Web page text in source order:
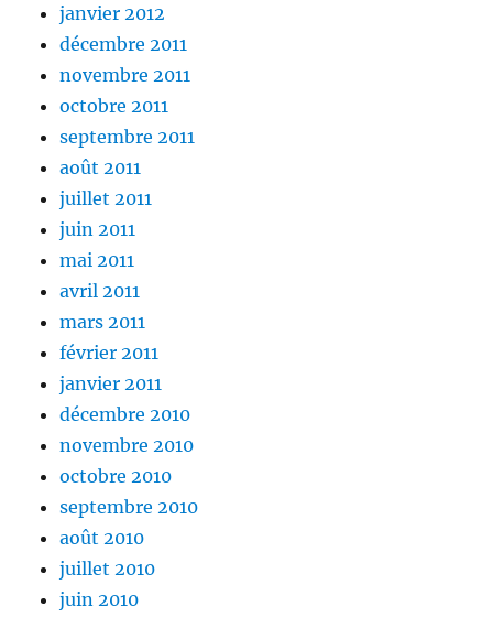
janvier 2012
décembre 2011
novembre 2011
octobre 2011
septembre 2011
août 2011
juillet 2011
juin 2011
mai 2011
avril 2011
mars 2011
février 2011
janvier 2011
décembre 2010
novembre 2010
octobre 2010
septembre 2010
août 2010
juillet 2010
juin 2010